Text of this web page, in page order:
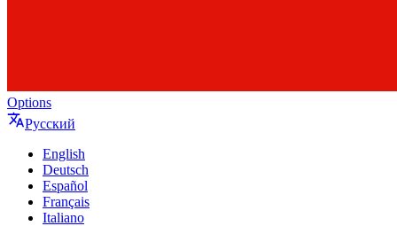
Options
Русский
English
Deutsch
Español
Français
Italiano